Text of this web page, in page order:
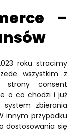
–
roku stracimy
wszystkim z
strony consent
o co chodzi i już
system zbierania
innym przypadku
dostosowania się